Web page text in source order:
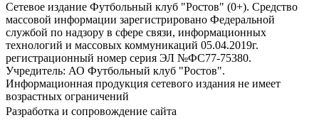
Сетевое издание Футбольный клуб "Ростов" (0+). Средство
массовой информации зарегистрировано Федеральной
службой по надзору в сфере связи, информационных
технологий и массовых коммуникаций 05.04.2019г.
регистрационный номер серия ЭЛ №ФС77-75380.
Учредитель: АО Футбольный клуб "Ростов".
Информационная продукция сетевого издания не имеет
возрастных ограничений
Разработка и сопровождение сайта